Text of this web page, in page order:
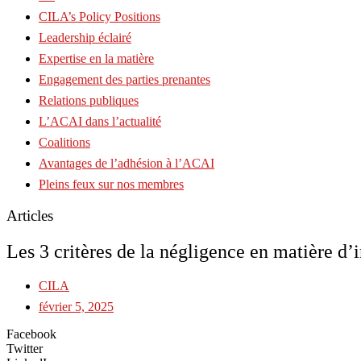
CILA’s Policy Positions
Leadership éclairé
Expertise en la matière
Engagement des parties prenantes
Relations publiques
L’ACAI dans l’actualité
Coalitions
Avantages de l’adhésion à l’ACAI
Pleins feux sur nos membres
Articles
Les 3 critères de la négligence en matière
CILA
février 5, 2025
Facebook
Twitter